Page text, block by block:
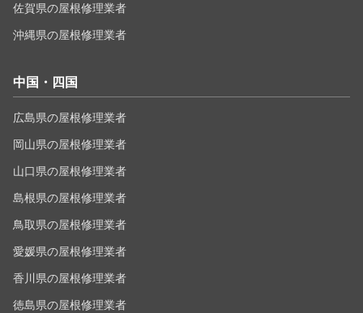
佐賀県の屋根修理業者
沖縄県の屋根修理業者
中国・四国
広島県の屋根修理業者
岡山県の屋根修理業者
山口県の屋根修理業者
島根県の屋根修理業者
鳥取県の屋根修理業者
愛媛県の屋根修理業者
香川県の屋根修理業者
徳島県の屋根修理業者